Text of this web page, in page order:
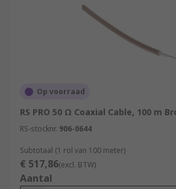
Op voorraad
RS PRO 50 Ω Coaxial Cable, 100 m
RS-stocknr. 906-0644
Subtotaal (1 rol van 100 meter)
€ 517,86(excl. BTW)
Aantal